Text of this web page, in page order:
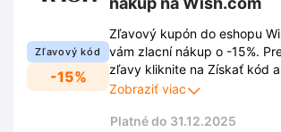
Zľavový kód
-15%
Zľavový kupón do eshopu
vám zlacní nákup o -15%.
zľavy kliknite na Získať kód
newsletteru prostredníctvom
neuniknú žiadne novinky,
Zobraziť viac
Platné do 31.12.2025